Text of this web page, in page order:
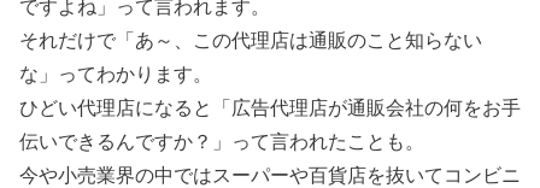
ですよね」って言われます。
それだけで「あ～、この代理店は通販のこと知らない
な」ってわかります。
ひどい代理店になると「広告代理店が通販会社の何をお手
伝いできるんですか？」って言われたことも。
今や小売業界の中ではスーパーや百貨店を抜いてコンビニ